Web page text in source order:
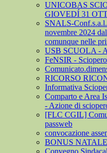
UNICOBAS
GIOVEDÍ 31
SNALS-
novembre 2024
comunque nelle
USB SCUOLA -
FeNSIR -
RICORSO
Informativa
Comparto e Area
- Azione di
[FLC CGIL]
passweb
convocazione
BONUS